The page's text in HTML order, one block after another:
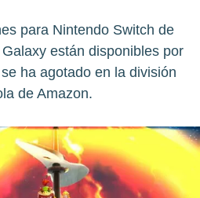
para Nintendo Switch de
están disponibles por
ha agotado en la división
de Amazon.